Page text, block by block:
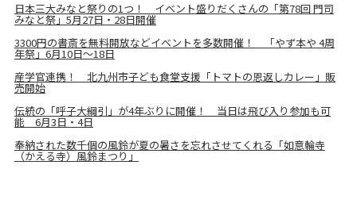
日本三大みなと祭りの1つ！ イベント盛りだくさんの「第78回 門司
みなと祭」5月27日・28日開催
3300円の書斎を無料開放などイベントを多数開催！ 「やず本や 4周
年祭」6月10日〜18日
産学官連携！ 北九州市子ども食堂支援「トマトの恩返しカレー」販
売開始
伝統の「呼子大綱引」が4年ぶりに開催！ 当日は飛び入り参加も可
能 6月3日・4日
奉納された数千個の風鈴が夏の暑さを忘れさせてくれる「如意輪寺
（かえる寺）風鈴まつり」